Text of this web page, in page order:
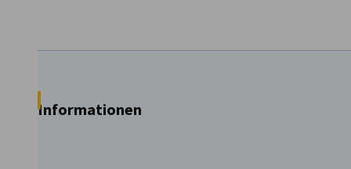
Informationen